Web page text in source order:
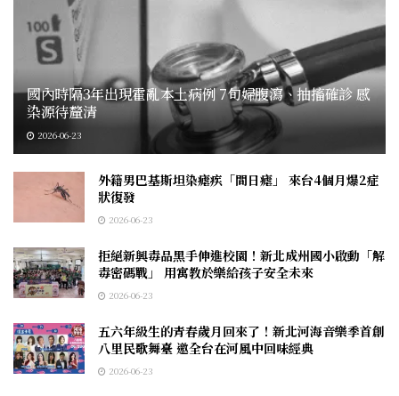
國內時隔3年出現霍亂本土病例 7旬婦腹瀉、抽搐確診 感
染源待釐清
2026-06-23
外籍男巴基斯坦染瘧疾「間日瘧」 來台4個月爆2症
狀復發
2026-06-23
拒絕新興毒品黑手伸進校園！新北成州國小啟動「解
毒密碼戰」 用寓教於樂給孩子安全未來
2026-06-23
五六年級生的青春歲月回來了！新北河海音樂季首創
八里民歌舞臺 邀全台在河風中回味經典
2026-06-23